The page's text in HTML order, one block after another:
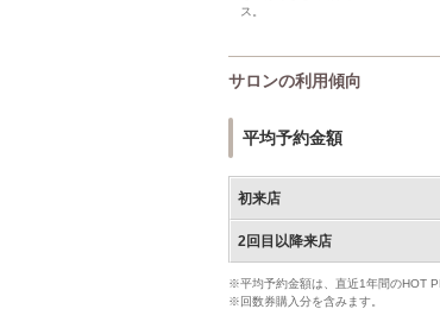
ス。
サロンの利用傾向
平均予約金額
初来店
2回目以降来店
※平均予約金額は、直近1年間のHOT
※回数券購入分を含みます。